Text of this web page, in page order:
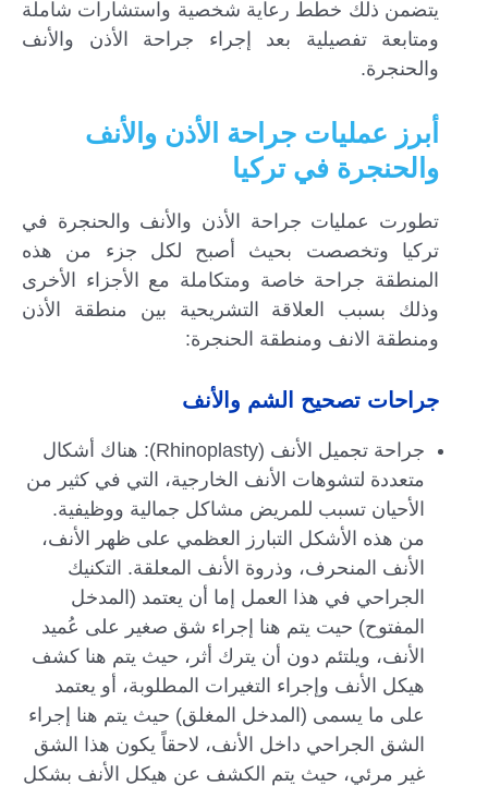
يتضمن ذلك خطط رعاية شخصية واستشارات شاملة
ومتابعة تفصيلية بعد إجراء جراحة الأذن والأنف
والحنجرة.
أبرز عمليات جراحة الأذن والأنف
والحنجرة في تركيا
تطورت عمليات جراحة الأذن والأنف والحنجرة في
تركيا وتخصصت بحيث أصبح لكل جزء من هذه
المنطقة جراحة خاصة ومتكاملة مع الأجزاء الأخرى
وذلك بسبب العلاقة التشريحية بين منطقة الأذن
ومنطقة الانف ومنطقة الحنجرة:
جراحات تصحيح الشم والأنف
جراحة تجميل الأنف (Rhinoplasty): هناك أشكال
متعددة لتشوهات الأنف الخارجية، التي في كثير من
الأحيان تسبب للمريض مشاكل جمالية ووظيفية.
من هذه الأشكل التبارز العظمي على ظهر الأنف،
الأنف المنحرف، وذروة الأنف المعلقة. التكنيك
الجراحي في هذا العمل إما أن يعتمد (المدخل
المفتوح) حيت يتم هنا إجراء شق صغير على عُميد
الأنف، ويلتئم دون أن يترك أثر، حيث يتم هنا كشف
هيكل الأنف وإجراء التغيرات المطلوبة، أو يعتمد
على ما يسمى (المدخل المغلق) حيث يتم هنا إجراء
الشق الجراحي داخل الأنف، لاحقاً يكون هذا الشق
غير مرئي، حيث يتم الكشف عن هيكل الأنف بشكل